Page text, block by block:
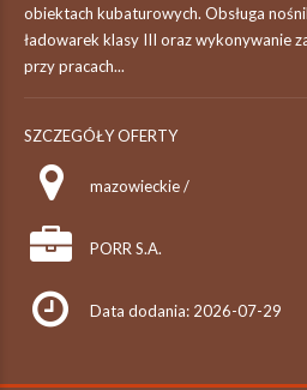
obiektach kubaturowych. Obsługa
ładowarek klasy III oraz wykonywanie
przy pracach...
SZCZEGÓŁY OFERTY
mazowieckie /
PORR S.A.
Data dodania: 2026-07-29